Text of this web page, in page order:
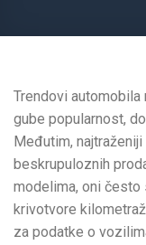
Trendovi
gube popularnost,
Međutim,
beskrupuloznih
modelima, oni često
krivotvore
za podatke o